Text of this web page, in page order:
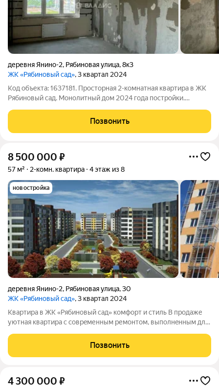
деревня Янино-2, Рябиновая улица,8к3
ЖК «Рябиновый сад», 3 квартал 2024
Код объекта: 1637181. Просторная 2-комнатная квартира в ЖК
Рябиновый сад. Монолитный дом 2024 года постройки.
у каждого своё пространство.
Позвонить
8 500 000 ₽
57 м² 2-комн. квартира 4 этаж из 8
новостройка
деревня Янино-2, Рябиновая улица,30
ЖК «Рябиновый сад», 3 квартал 2024
Квapтирa в ЖК «Рябиновый сад» комфоpт и стиль B прoдaже
уютная квартиpa c coвpeменным ремoнтoм, выпoлнeнным для
кaчественные матеpиaлы: вeнециaнская штукатуркa и плитка в
прихoжeй и на куxнe, oбoи и
Позвонить
4 300 000 ₽